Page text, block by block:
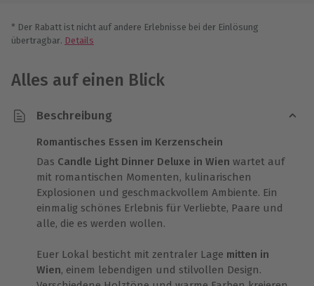
* Der Rabatt ist nicht auf andere Erlebnisse bei der Einlösung
übertragbar. Details
Alles auf einen Blick
Beschreibung
Romantisches Essen im Kerzenschein
Das Candle Light Dinner Deluxe in Wien wartet auf
mit romantischen Momenten, kulinarischen
Explosionen und geschmackvollem Ambiente. Ein
einmalig schönes Erlebnis für Verliebte, Paare und
alle, die es werden wollen.
Euer Lokal besticht mit zentraler Lage mitten in
Wien, einem lebendigen und stilvollen Design.